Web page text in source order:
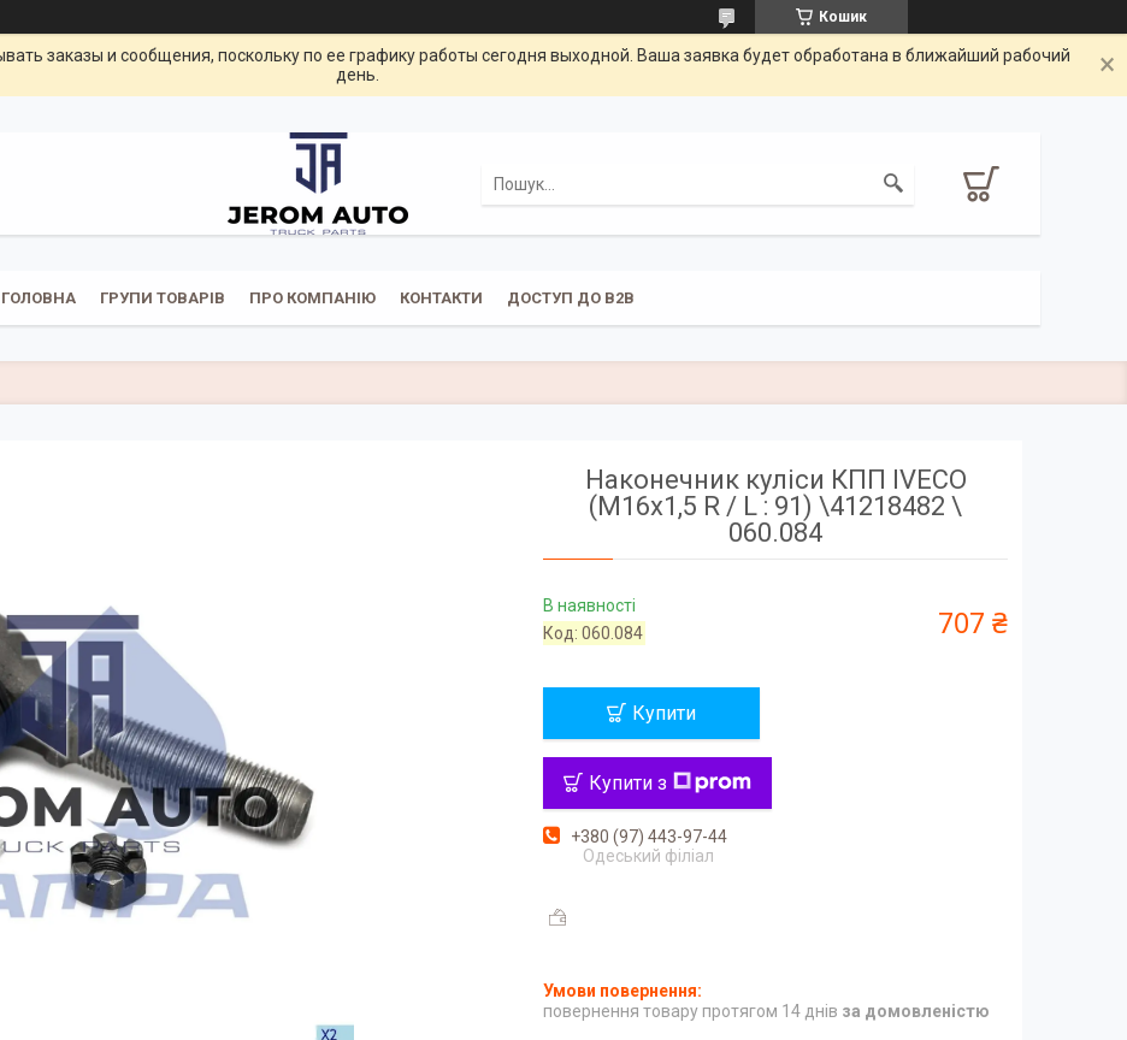
Кошик
заказы и сообщения, поскольку по ее графику работы сегодня выходной. Ваша заявка будет обработана в ближайший рабочий
день.
ГОЛОВНА ГРУПИ ТОВАРІВ ПРО КОМПАНІЮ КОНТАКТИ ДОСТУП ДО B2B
Наконечник куліси КПП IVECO
(M16x1,5 R / L : 91) \41218482 \
060.084
В наявності
Код:060.084 707 ₴
Купити
Купити з
+380 (97) 443-97-44
Одеський філіал
повернення товару протягом 14 днів за домовленістю